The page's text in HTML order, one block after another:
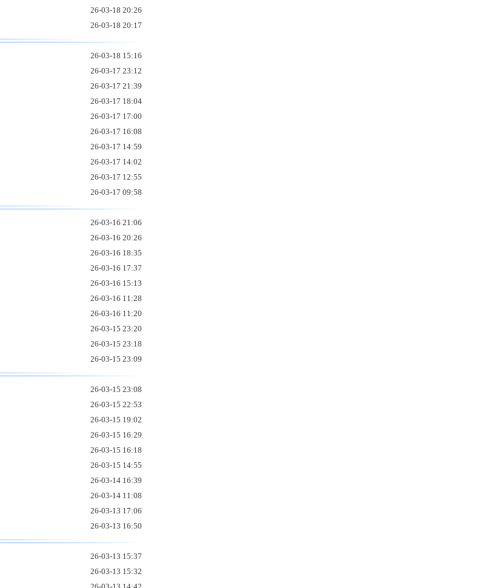
26-03-18 20:26
26-03-18 20:17
26-03-18 15:16
26-03-17 23:12
26-03-17 21:39
26-03-17 18:04
26-03-17 17:00
26-03-17 16:08
26-03-17 14:59
26-03-17 14:02
26-03-17 12:55
26-03-17 09:58
26-03-16 21:06
26-03-16 20:26
26-03-16 18:35
26-03-16 17:37
26-03-16 15:13
26-03-16 11:28
26-03-16 11:20
26-03-15 23:20
26-03-15 23:18
26-03-15 23:09
26-03-15 23:08
26-03-15 22:53
26-03-15 19:02
26-03-15 16:29
26-03-15 16:18
26-03-15 14:55
26-03-14 16:39
26-03-14 11:08
26-03-13 17:06
26-03-13 16:50
26-03-13 15:37
26-03-13 15:32